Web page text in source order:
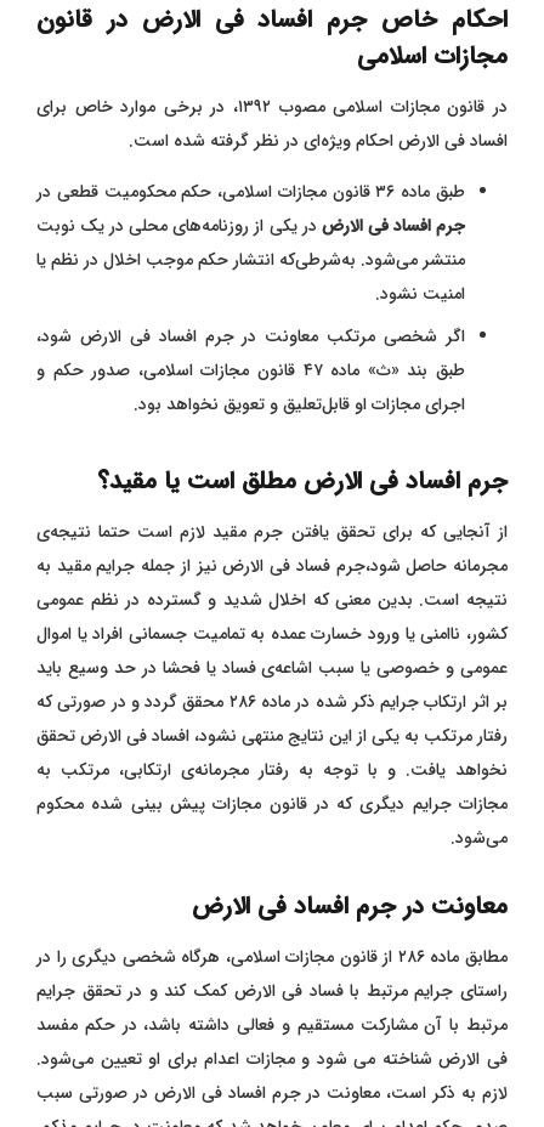
احکام خاص جرم افساد‌ فی‌ الارض در قانون
مجازات اسلامی
در قانون مجازات اسلامی مصوب ۱۳۹۲، در برخی موارد خاص برای
افساد فی الارض احکام ویژه‌ای در نظر گرفته شده است.
طبق ماده ۳۶ قانون مجازات اسلامی، حکم محکومیت قطعی در
جرم افساد‌ فی‌ الارض در یکی از روزنامه‌های محلی در یک نوبت
منتشر می‌شود. به‌شرطی‌که انتشار حکم موجب اخلال در نظم یا
امنیت نشود.
اگر شخصی مرتکب معاونت در جرم افساد فی‌ الارض شود،
طبق بند «ث» ماده ۴۷ قانون مجازات اسلامی، صدور حکم و
اجرای مجازات او قابل‌تعلیق و تعویق نخواهد بود.
جرم افساد‌ فی‌ الارض مطلق است یا مقید؟
از آنجایی که برای تحقق یافتن جرم مقید لازم است حتما نتیجه‌ی
مجرمانه حاصل شود،جرم فساد فی الارض نیز از جمله جرایم مقید به
نتیجه است. بدین معنی که اخلال شدید و گسترده در نظم عمومی
کشور، ناامنی یا ورود خسارت عمده به تمامیت جسمانی افراد یا اموال
عمومی و خصوصی یا سبب اشاعه‌ی فساد یا فحشا در حد وسیع باید
بر اثر ارتکاب جرایم ذکر شده در ماده ۲۸۶ محقق گردد و در صورتی که
رفتار مرتکب به یکی از این نتایج منتهی نشود، افساد فی الارض تحقق
نخواهد یافت. و با توجه به رفتار مجرمانه‌ی ارتکابی، مرتکب به
مجازات جرایم دیگری که در قانون مجازات پیش بینی شده محکوم
می‌شود.
معاونت در جرم افساد‌ فی‌ الارض
مطابق ماده ۲۸۶ از قانون مجازات اسلامی، هرگاه شخصی دیگری را در
راستای جرایم مرتبط با فساد فی الارض کمک کند و در تحقق جرایم
مرتبط با آن مشارکت مستقیم و فعالی داشته باشد، در حکم مفسد
فی الارض شناخته می شود و مجازات اعدام برای او تعیین می‌شود.
لازم به ذکر است، معاونت در جرم افساد ‌فی‌ الارض در صورتی سبب